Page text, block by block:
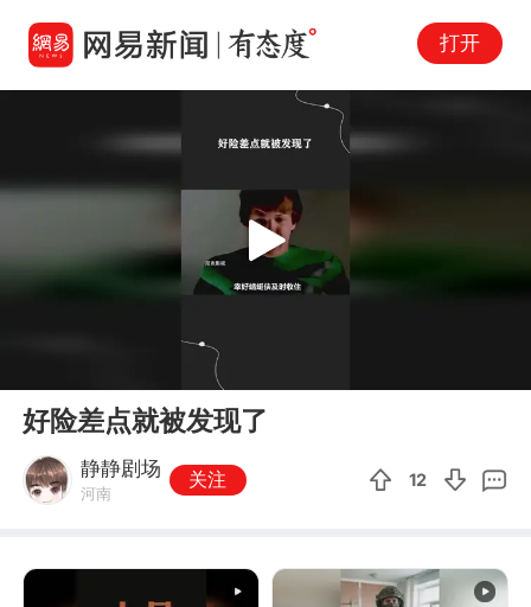
打开
Play
好险差点就被发现了
静静剧场
河南
关注 12